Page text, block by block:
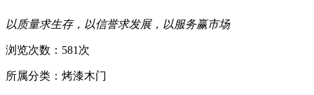
以质量求生存，以信誉求发展，以服务赢市场
浏览次数：581次
所属分类：烤漆木门